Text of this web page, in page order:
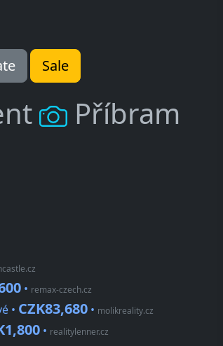
Sale
Příbram
• remax-czech.cz
• CZK83,680 • molikreality.cz
• realitylenner.cz